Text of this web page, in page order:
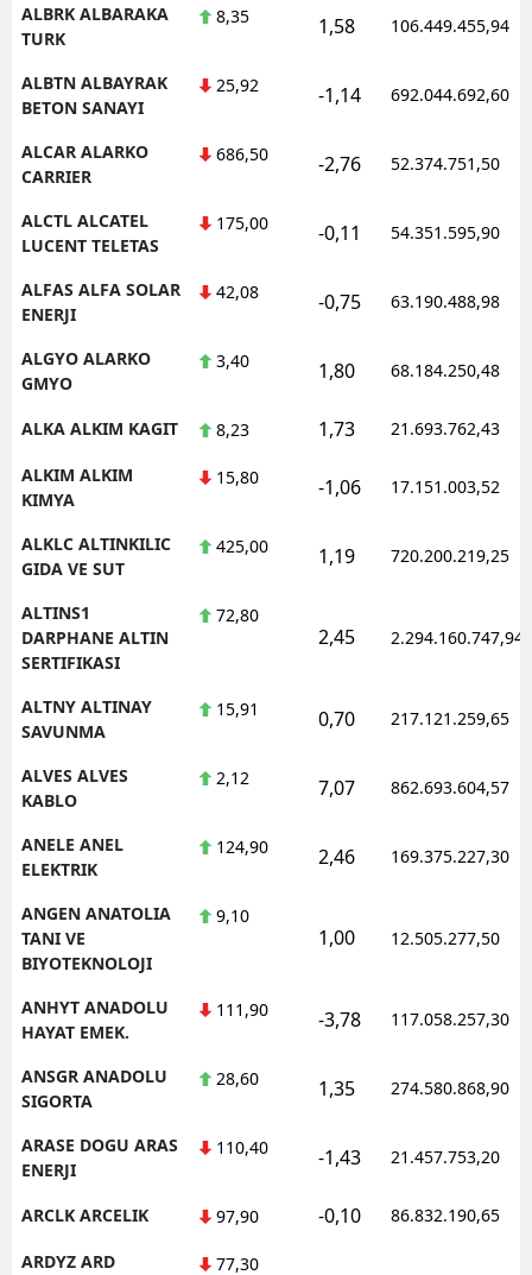
Şanlıurfa
Uşak
Zonguldak
Kırıkkale
Batman
Bartın
Yalova
Osmaniye
ALBRK ALBARAKA
TURK
8,35 1,58 106.449.455,94
ALBTN ALBAYRAK
BETON SANAYI
25,92 -1,14 692.044.692,60
ALCAR ALARKO
CARRIER
686,50 -2,76 52.374.751,50
ALCTL ALCATEL
LUCENT TELETAS
175,00 -0,11 54.351.595,90
ALFAS ALFA SOLAR
ENERJI
42,08 -0,75 63.190.488,98
ALGYO ALARKO
GMYO
3,40 1,80 68.184.250,48
ALKA ALKIM KAGIT 8,23 1,73 21.693.762,43
ALKIM ALKIM
KIMYA
15,80 -1,06 17.151.003,52
ALKLC ALTINKILIC
GIDA VE SUT
425,00 1,19 720.200.219,25
ALTINS1
DARPHANE ALTIN
SERTIFIKASI
72,80
2,45 2.294.160.747,94
ALTNY ALTINAY
SAVUNMA
15,91 0,70 217.121.259,65
ALVES ALVES
KABLO
2,12 7,07 862.693.604,57
ANELE ANEL
ELEKTRIK
124,90 2,46 169.375.227,30
ANGEN ANATOLIA
TANI VE
BIYOTEKNOLOJI
9,10
1,00 12.505.277,50
ANHYT ANADOLU
HAYAT EMEK.
111,90 -3,78 117.058.257,30
ANSGR ANADOLU
SIGORTA
28,60 1,35 274.580.868,90
ARASE DOGU ARAS
ENERJI
110,40 -1,43 21.457.753,20
ARCLK ARCELIK 97,90 -0,10 86.832.190,65
ARDYZ ARD
77,30